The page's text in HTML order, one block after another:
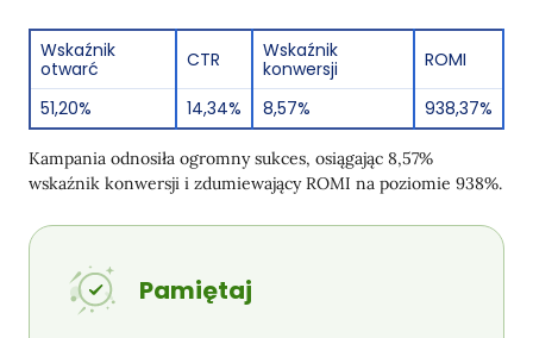
Wskaźnik
otwarć
CTR
Wskaźnik
konwersji
ROMI
51,20% 14,34% 8,57% 938,37%
Kampania odnosiła ogromny sukces, osiągając 8,57%
wskaźnik konwersji i zdumiewający ROMI na poziomie 938%.
Pamiętaj